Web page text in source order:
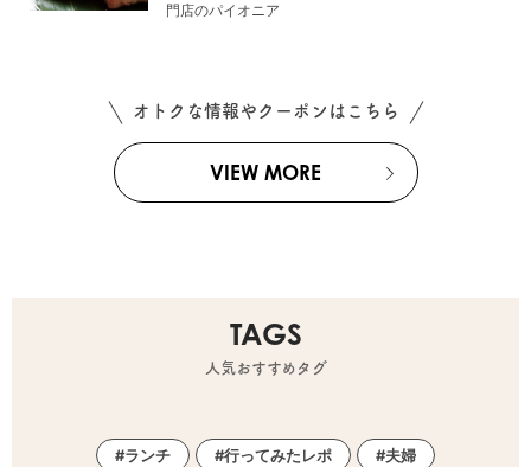
門店のパイオニア
オトクな情報やクーポンはこちら
VIEW MORE
TAGS
人気おすすめタグ
ランチ 行ってみたレポ 夫婦